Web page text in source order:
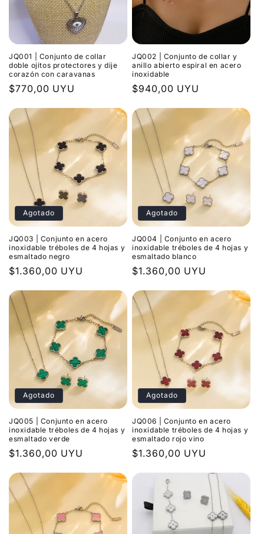
i
ó
n
:
JQ001 | Conjunto de collar
doble ojitos protectores y dije
corazón con caravanas
Precio
$770,00 UYU
JQ002 | Conjunto de collar y
anillo abierto espiral en acero
inoxidable
Precio
$940,00 UYU
Agotado
JQ003 | Conjunto en acero
inoxidable tréboles de 4 hojas y
esmaltado negro
Precio
$1.360,00 UYU
Agotado
JQ004 | Conjunto en acero
inoxidable tréboles de 4 hojas y
esmaltado blanco
Precio
$1.360,00 UYU
Agotado
JQ005 | Conjunto en acero
inoxidable tréboles de 4 hojas y
esmaltado verde
Precio
$1.360,00 UYU
Agotado
JQ006 | Conjunto en acero
inoxidable tréboles de 4 hojas y
esmaltado rojo vino
Precio
$1.360,00 UYU